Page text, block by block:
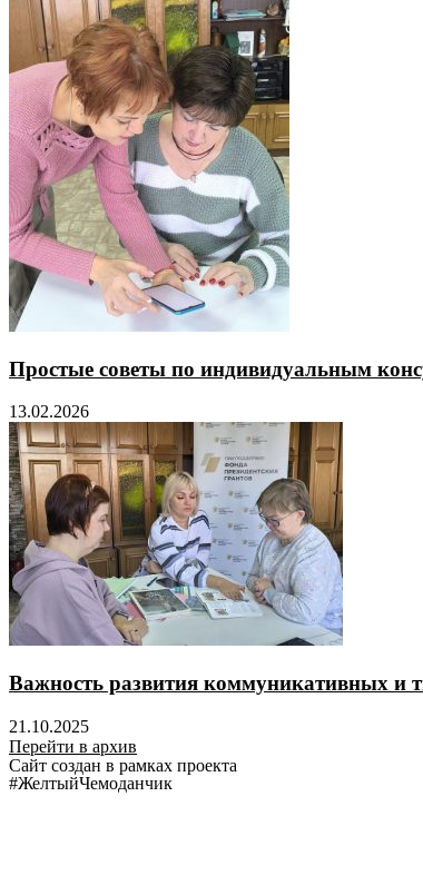
Простые советы по индивидуальным
13.02.2026
Важность развития коммуникативных и
21.10.2025
Перейти в архив
Сайт создан в рамках проекта
#ЖелтыйЧемоданчик